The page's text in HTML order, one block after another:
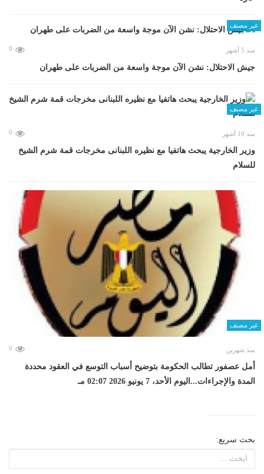
غير مصنف
منذ 5 أشهر 0
جيش الاحتلال: نشن الآن موجة واسعة من الضربات على طهران
غير مصنف
منذ 10 أشهر 0
وزير الخارجية يبحث هاتفيا مع نظيره اللبنانى مخرجات قمة شرم الشيخ
للسلام
غير مصنف
منذ شهرين 0
أمل عصفور تطالب الحكومة بتوضيح أسباب التوسع في العقود محددة
المدة والإجراءات...اليوم الأحد، 7 يونيو 2026 02:07 مـ
بحث سريع: